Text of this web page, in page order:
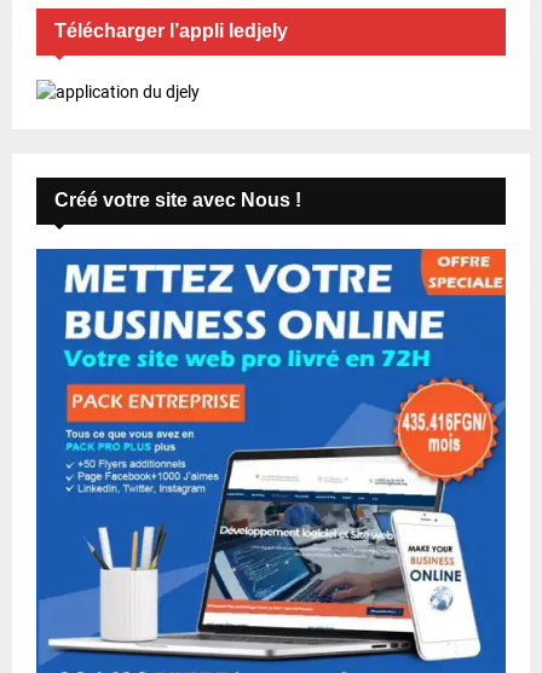
Télécharger l’appli ledjely
Créé votre site avec Nous !